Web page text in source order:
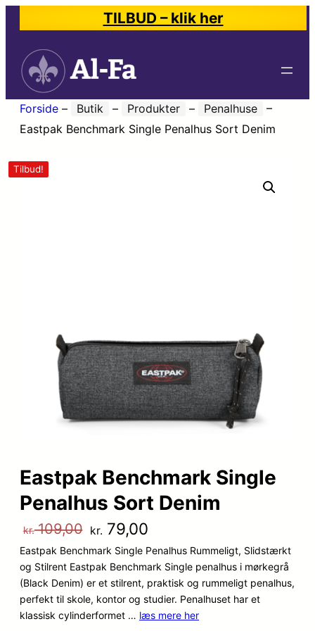
TILBUD – klik her
Forside – Butik – Produkter – Penalhuse
–
Eastpak Benchmark Single Penalhus Sort Denim
Tilbud!
Eastpak Benchmark Single
Penalhus Sort Denim
kr.109,00 D
e
n
o
kr. 79,00
e
n
a
Eastpak Benchmark Single Penalhus Rummeligt, Slidstærkt
og Stilrent Eastpak Benchmark Single penalhus i mørkegrå
(Black Denim) er et stilrent, praktisk og rummeligt penalhus,
perfekt til skole, kontor og studier. Penalhuset har et
klassisk cylinderformet … læs mere her